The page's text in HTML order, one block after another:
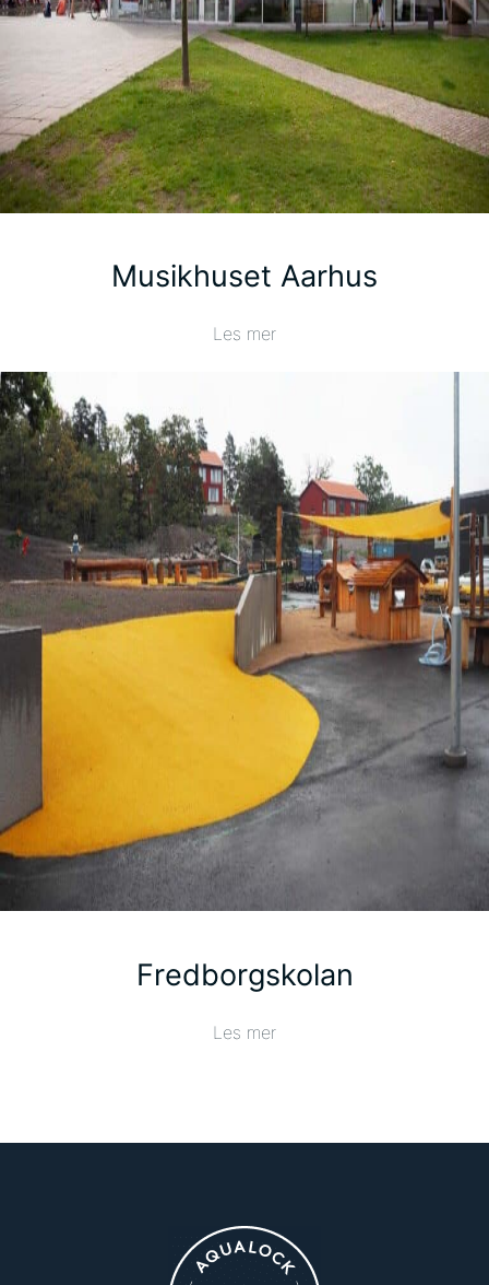
Musikhuset Aarhus
Les mer
Fredborgskolan
Les mer